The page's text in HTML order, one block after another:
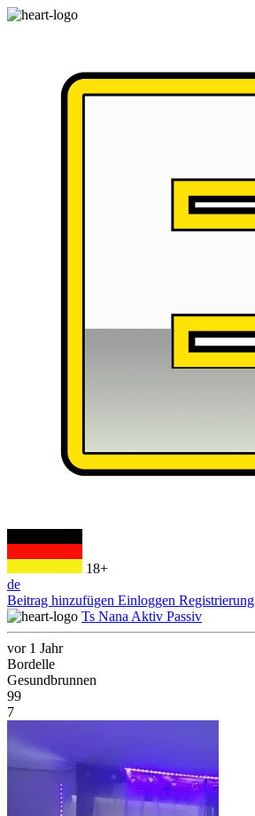
18+
de
Beitrag hinzufügen Einloggen Registrierung
Ts Nana Aktiv Passiv
vor 1 Jahr
Bordelle
Gesundbrunnen
99
7